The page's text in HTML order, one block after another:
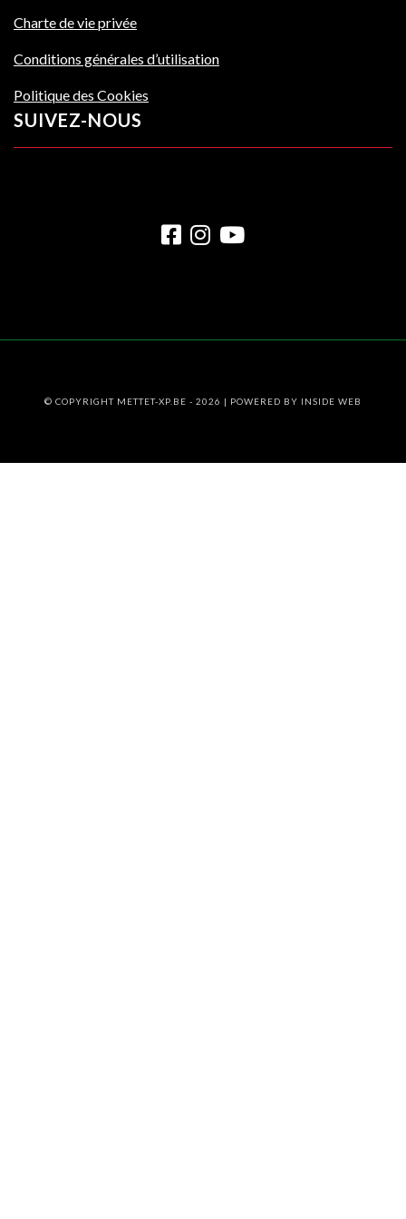
Charte de vie privée
Conditions générales d’utilisation
Politique des Cookies
SUIVEZ-NOUS
© COPYRIGHT METTET-XP.BE - 2026 | POWERED BY INSIDE WEB